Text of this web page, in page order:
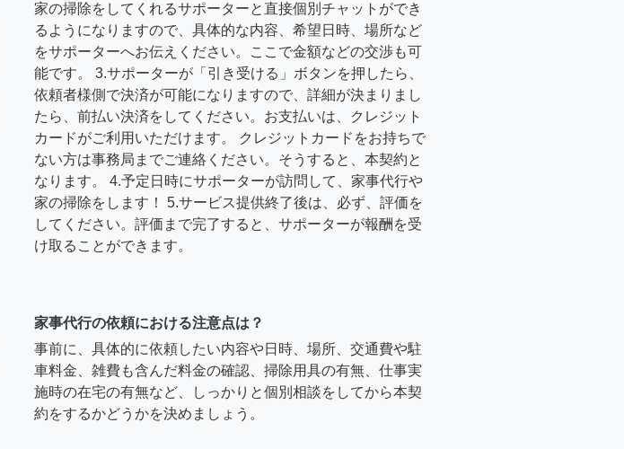
家の掃除をしてくれるサポーターと直接個別チャットができ
るようになりますので、具体的な内容、希望日時、場所など
をサポーターへお伝えください。ここで金額などの交渉も可
能です。 3.サポーターが「引き受ける」ボタンを押したら、
依頼者様側で決済が可能になりますので、詳細が決まりまし
たら、前払い決済をしてください。お支払いは、クレジット
カードがご利用いただけます。 クレジットカードをお持ちで
ない方は事務局までご連絡ください。そうすると、本契約と
なります。 4.予定日時にサポーターが訪問して、家事代行や
家の掃除をします！ 5.サービス提供終了後は、必ず、評価を
してください。評価まで完了すると、サポーターが報酬を受
け取ることができます。
家事代行の依頼における注意点は？
事前に、具体的に依頼したい内容や日時、場所、交通費や駐
車料金、雑費も含んだ料金の確認、掃除用具の有無、仕事実
施時の在宅の有無など、しっかりと個別相談をしてから本契
約をするかどうかを決めましょう。